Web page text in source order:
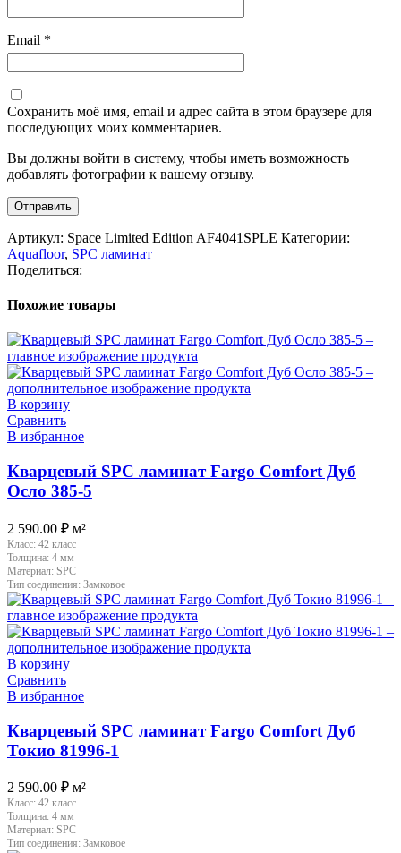
Email *
Сохранить моё имя, email и адрес сайта в этом браузере для
последующих моих комментариев.
Вы должны войти в систему, чтобы иметь возможность
добавлять фотографии к вашему отзыву.
Артикул: Space Limited Edition AF4041SPLE Категории:
Aquafloor, SPC ламинат
Поделиться:
Похожие товары
В корзину
Сравнить
В избранное
Кварцевый SPC ламинат Fargo Comfort Дуб
Осло 385-5
2 590.00 ₽ м²
Класс: 42 класс
Толщина: 4 мм
Материал: SPC
Тип соединения: Замковое
В корзину
Сравнить
В избранное
Кварцевый SPC ламинат Fargo Comfort Дуб
Токио 81996-1
2 590.00 ₽ м²
Класс: 42 класс
Толщина: 4 мм
Материал: SPC
Тип соединения: Замковое